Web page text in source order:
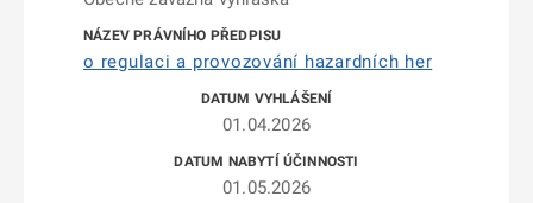
o regulaci a provozování hazardních her
01.04.2026
01.05.2026